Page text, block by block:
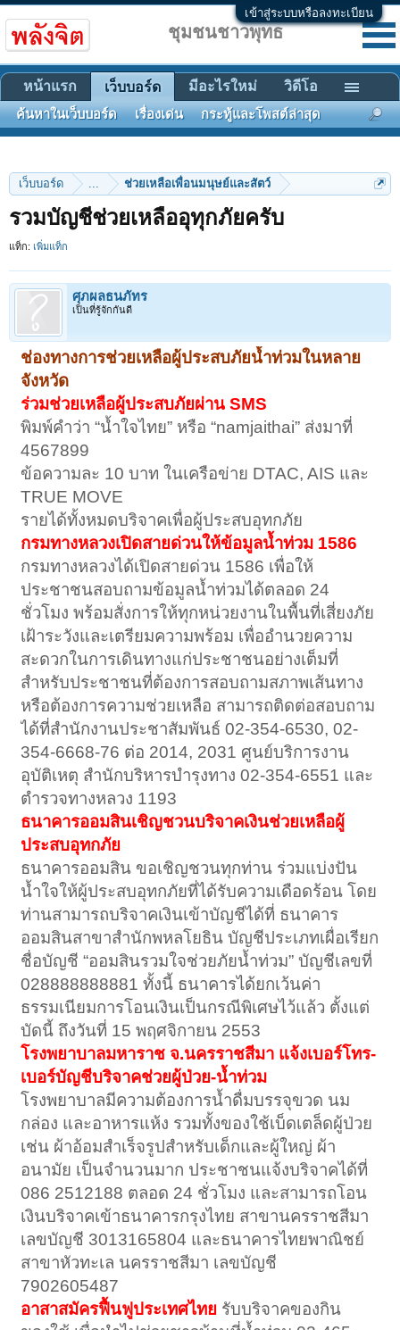
เข้าสู่ระบบหรือลงทะเบียน
เว็บบอร์ด ... ช่วยเหลือเพื่อนมนุษย์และสัตว์
รวมบัญชีช่วยเหลืออุทุกภัยครับ
แท็ก: เพิ่มแท็ก
ศุภผลธนภัทร
เป็นที่รู้จักกันดี
ช่องทางการช่วยเหลือผู้ประสบภัยนํ้าท่วมในหลาย
จังหวัด
ร่วมช่วยเหลือผู้ประสบภัยผ่าน SMS
พิมพ์คำว่า “น้ำใจไทย” หรือ “namjaithai” ส่งมาที่
4567899
ข้อความละ 10 บาท ในเครือข่าย DTAC, AIS และ
TRUE MOVE
รายได้ทั้งหมดบริจาคเพื่อผู้ประสบอุทกภัย
กรมทางหลวงเปิดสายด่วนให้ข้อมูลน้ำท่วม 1586
กรมทางหลวงได้เปิดสายด่วน 1586 เพื่อให้
ประชาชนสอบถามข้อมูลน้ำท่วมได้ตลอด 24
ชั่วโมง พร้อมสั่งการให้ทุกหน่วยงานในพื้นที่เสี่ยงภัย
เฝ้าระวังและเตรียมความพร้อม เพื่ออำนวยความ
สะดวกในการเดินทางแก่ประชาชนอย่างเต็มที่
สำหรับประชาชนที่ต้องการสอบถามสภาพเส้นทาง
หรือต้องการความช่วยเหลือ สามารถติดต่อสอบถาม
ได้ที่สำนักงานประชาสัมพันธ์ 02-354-6530, 02-
354-6668-76 ต่อ 2014, 2031 ศูนย์บริการงาน
อุบัติเหตุ สำนักบริหารบำรุงทาง 02-354-6551 และ
ตำรวจทางหลวง 1193
ธนาคารออมสินเชิญชวนบริจาคเงินช่วยเหลือผู้
ประสบอุทกภัย
ธนาคารออมสิน ขอเชิญชวนทุกท่าน ร่วมแบ่งปัน
น้ำใจให้ผู้ประสบอุทกภัยที่ได้รับความเดือดร้อน โดย
ท่านสามารถบริจาคเงินเข้าบัญชีได้ที่ ธนาคาร
ออมสินสาขาสำนักพหลโยธิน บัญชีประเภทเผื่อเรียก
ชื่อบัญชี “ออมสินรวมใจช่วยภัยน้ำท่วม” บัญชีเลขที่
028888888881 ทั้งนี้ ธนาคารได้ยกเว้นค่า
ธรรมเนียมการโอนเงินเป็นกรณีพิเศษไว้แล้ว ตั้งแต่
บัดนี้ ถึงวันที่ 15 พฤศจิกายน 2553
โรงพยาบาลมหาราช จ.นครราชสีมา แจ้งเบอร์โทร-
เบอร์บัญชีบริจาคช่วยผู้ป่วย-น้ำท่วม
โรงพยาบาลมีความต้องการน้ำดื่มบรรจุขวด นม
กล่อง และอาหารแห้ง รวมทั้งของใช้เบ็ดเตล็ดผู้ป่วย
เช่น ผ้าอ้อมสำเร็จรูปสำหรับเด็กและผู้ใหญ่ ผ้า
อนามัย เป็นจำนวนมาก ประชาชนแจ้งบริจาคได้ที่
086 2512188 ตลอด 24 ชั่วโมง และสามารถโอน
เงินบริจาคเข้าธนาคารกรุงไทย สาขานครราชสีมา
เลขบัญชี 3013165804 และธนาคารไทยพาณิชย์
สาขาหัวทะเล นครราชสีมา เลขบัญชี
7902605487
อาสาสมัครฟื้นฟูประเทศไทย รับบริจาคของกิน
ชุมชนชาวพุทธ
หน้าแรก เว็บบอร์ด
ค้นหาในเว็บบอร์ด เรื่องเด่น กระทู้และโพสต์ล่าสุด
มีอะไรใหม่ วิดีโอ